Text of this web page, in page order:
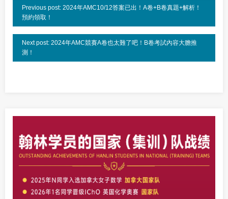
Previous post: 2024年AMC10/12答案已出！A卷+B卷真題+解析！
預約領取！
Next post: 2024年AMC競賽A卷也太難了吧！B卷考試內容大膽推
測！